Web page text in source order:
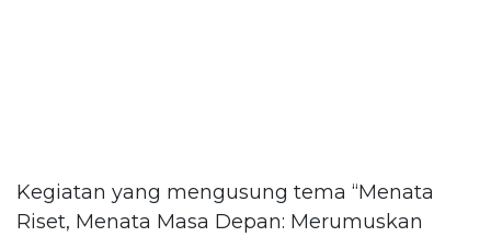
Kegiatan yang mengusung tema “Menata
Riset, Menata Masa Depan: Merumuskan